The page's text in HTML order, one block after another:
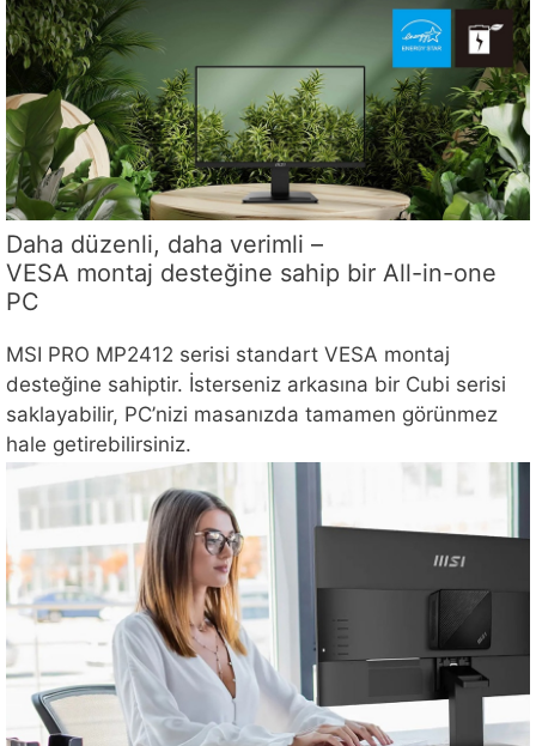
Daha düzenli, daha verimli –
VESA montaj desteğine sahip bir All-in-one
PC
MSI PRO MP2412 serisi standart VESA montaj
desteğine sahiptir. İsterseniz arkasına bir Cubi serisi
saklayabilir, PC’nizi masanızda tamamen görünmez
hale getirebilirsiniz.